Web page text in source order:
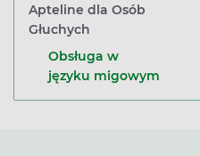
Apteline dla Osób
Głuchych
Obsługa w
języku migowym